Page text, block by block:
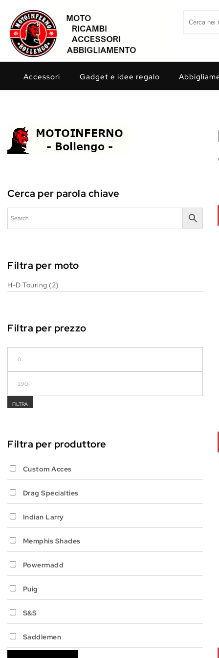
Accessori Gadget e idee regalo
Cerca per parola chiave
Filtra per moto
H-D Touring (2)
Filtra per prezzo
FILTRA
Filtra per produttore
Custom Acces
Drag Specialties
Indian Larry
Memphis Shades
Powermadd
Puig
S&S
Saddlemen